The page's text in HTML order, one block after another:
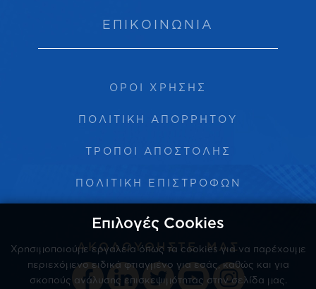
ΕΠΙΚΟΙΝΩΝΙΑ
ΟΡΟΙ ΧΡΗΣΗΣ
ΠΟΛΙΤΙΚΗ ΑΠΟΡΡΗΤΟΥ
ΤΡΟΠΟΙ ΑΠΟΣΤΟΛΗΣ
ΠΟΛΙΤΙΚΗ ΕΠΙΣΤΡΟΦΩΝ
ΑΚΟΛΟΥΘΗΣΤΕ ΜΑΣ
Επιλογές Cookies
Χρησιμοποιούμε εργαλεία όπως τα cookies για να παρέχουμε
περιεχόμενο ειδικά φτιαγμένο για εσάς, καθώς και για
σκοπούς ανάλυσης επισκεψιμότητας στην σελίδα μας.